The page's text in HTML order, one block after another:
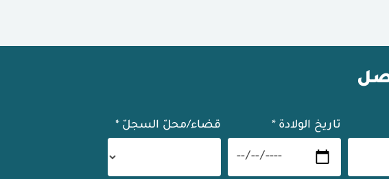
تاريخ الولادة * قضاء/محلّ السجلّ *